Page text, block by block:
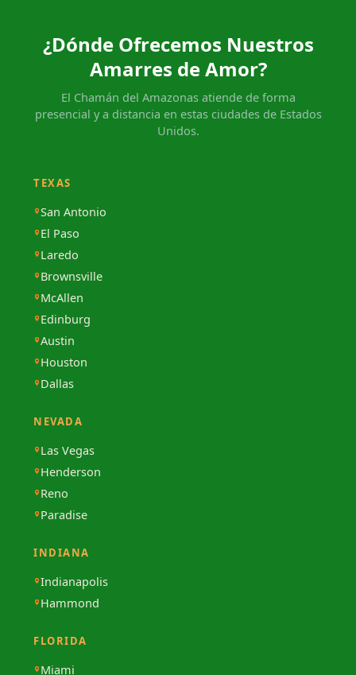
¿Dónde Ofrecemos Nuestros
Amarres de Amor?
El Chamán del Amazonas atiende de forma
presencial y a distancia en estas ciudades de Estados
Unidos.
TEXAS
San Antonio
El Paso
Laredo
Brownsville
McAllen
Edinburg
Austin
Houston
Dallas
NEVADA
Las Vegas
Henderson
Reno
Paradise
INDIANA
Indianapolis
Hammond
FLORIDA
Miami